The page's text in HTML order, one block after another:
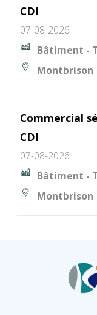
CDI
07-08-2026
Bâtiment -
Montbrison
Commercial
CDI
07-08-2026
Bâtiment -
Montbrison